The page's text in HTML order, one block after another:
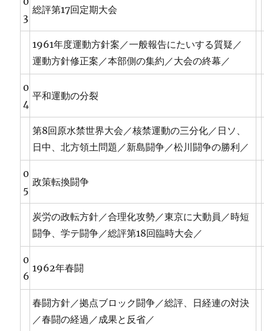
3
総評第17回定期大会
1961年度運動方針案／一般報告にたいする質疑／
運動方針修正案／本部側の集約／大会の終幕／
0
4
平和運動の分裂
第8回原水禁世界大会／核禁運動の三分化／日ソ、
日中、北方領土問題／新島闘争／松川闘争の勝利／
0
5
政策転換闘争
炭労の政転方針／合理化攻勢／東京に大動員／時短
闘争、学テ闘争／総評第18回臨時大会／
0
6
1962年春闘
春闘方針／拠点ブロック闘争／総評、日経連の対決
／春闘の経過／成果と反省／